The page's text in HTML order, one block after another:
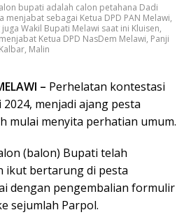
bupati adalah calon petahana Dadi
menjabat sebagai Ketua DPD PAN Melawi,
juga Wakil Bupati Melawi saat ini Kluisen,
Ketua DPD NasDem Melawi, Panji
Malin
– Perhelatan kontestasi
menjadi ajang pesta
mulai menyita perhatian umum.
(balon) Bupati telah
ikut bertarung di pesta
dengan pengembalian formulir
sejumlah Parpol.